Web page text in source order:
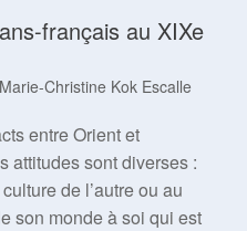
français au XIXe
Marie-Christine Kok Escalle
entre Orient et
attitudes sont diverses :
de l’autre ou au
son monde à soi qui est